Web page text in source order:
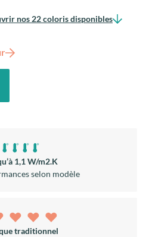
nos 22 coloris disponibles
1,1 W/m2.K
selon modèle
traditionnel